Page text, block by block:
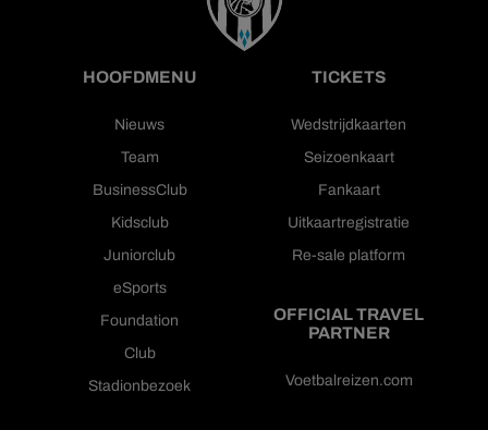
HOOFDMENU
Nieuws
Team
BusinessClub
Kidsclub
Juniorclub
eSports
Foundation
Club
Stadionbezoek
TICKETS
Wedstrijdkaarten
Seizoenkaart
Fankaart
Uitkaartregistratie
Re-sale platform
OFFICIAL TRAVEL
PARTNER
Voetbalreizen.com